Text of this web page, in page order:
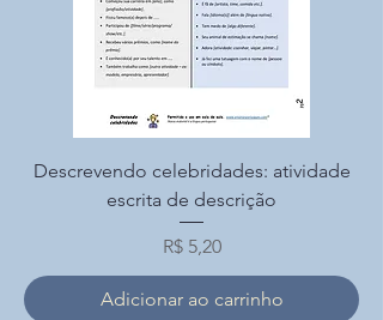
Descrevendo celebridades: atividade
escrita de descrição
Preço
R$ 5,20
Adicionar ao carrinho